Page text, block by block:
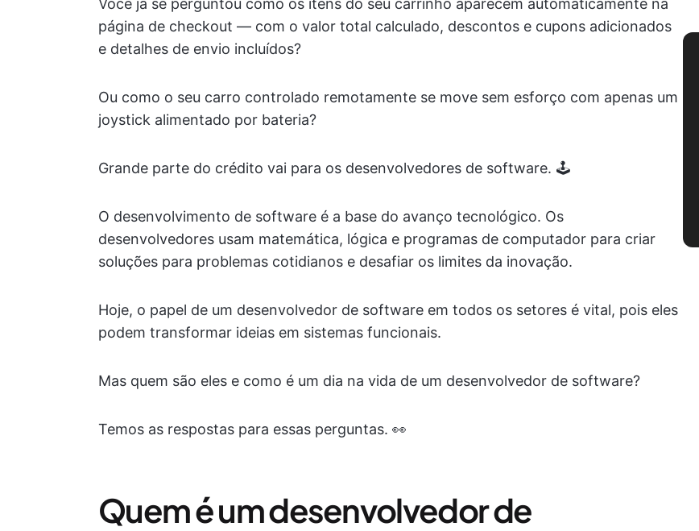
Você já se perguntou como os itens do seu carrinho aparecem automaticamente na
página de checkout — com o valor total calculado, descontos e cupons adicionados
e detalhes de envio incluídos?
Ou como o seu carro controlado remotamente se move sem esforço com apenas um
joystick alimentado por bateria?
Grande parte do crédito vai para os desenvolvedores de software. 🕹️
O desenvolvimento de software é a base do avanço tecnológico. Os
desenvolvedores usam matemática, lógica e programas de computador para criar
soluções para problemas cotidianos e desafiar os limites da inovação.
Hoje, o papel de um desenvolvedor de software em todos os setores é vital, pois eles
podem transformar ideias em sistemas funcionais.
Mas quem são eles e como é um dia na vida de um desenvolvedor de software?
Temos as respostas para essas perguntas. 👀
Quem é um desenvolvedor de